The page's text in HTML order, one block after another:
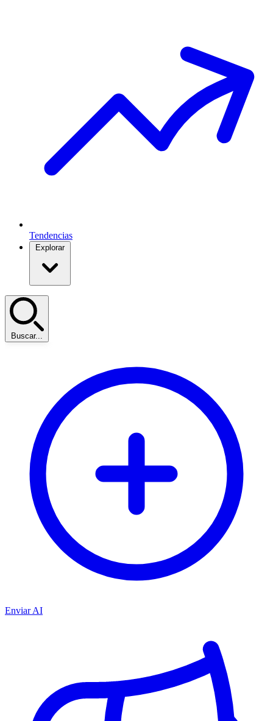
Tendencias
Explorar
Buscar...
Enviar AI